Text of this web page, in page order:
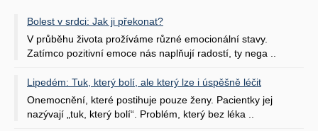
Bolest v srdci: Jak ji překonat?
V průběhu života prožíváme různé emocionální stavy.
Zatímco pozitivní emoce nás naplňují radostí, ty nega ..
Lipedém: Tuk, který bolí, ale který lze i úspěšně léčit
Onemocnění, které postihuje pouze ženy. Pacientky jej
nazývají „tuk, který bolí“. Problém, který bez léka ..